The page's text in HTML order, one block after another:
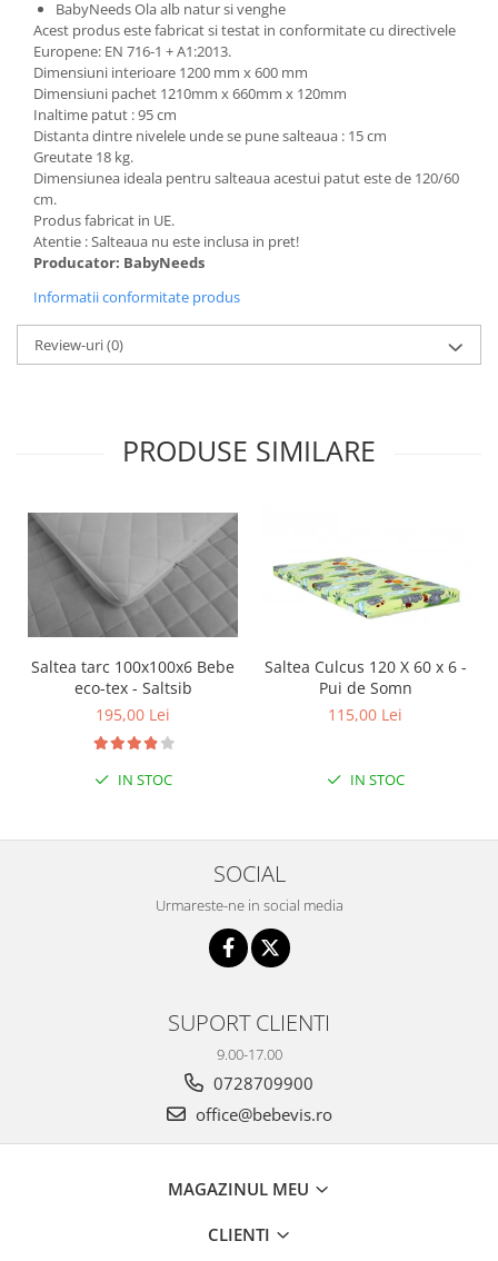
BabyNeeds Ola alb natur si venghe
Acest produs este fabricat si testat in conformitate cu directivele
Europene: EN 716-1 + A1:2013.
Dimensiuni interioare 1200 mm x 600 mm
Dimensiuni pachet 1210mm x 660mm x 120mm
Inaltime patut : 95 cm
Distanta dintre nivelele unde se pune salteaua : 15 cm
Greutate 18 kg.
Dimensiunea ideala pentru salteaua acestui patut este de 120/60
cm.
Produs fabricat in UE.
Atentie : Salteaua nu este inclusa in pret!
Producator: BabyNeeds
Informatii conformitate produs
Review-uri(0)
PRODUSE SIMILARE
Saltea tarc 100x100x6 Bebe
eco-tex - Saltsib
195,00 Lei
IN STOC
Saltea Culcus 120 X 60 x 6 -
Pui de Somn
115,00 Lei
IN STOC
SOCIAL
Urmareste-ne in social media
SUPORT CLIENTI
9.00-17.00
0728709900
office@bebevis.ro
MAGAZINUL MEU
CLIENTI